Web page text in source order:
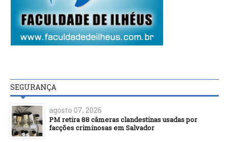
SEGURANÇA
agosto 07, 2026
PM retira 88 câmeras clandestinas usadas por
facções criminosas em Salvador